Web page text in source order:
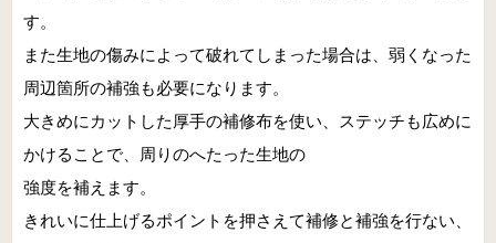
す。
また生地の傷みによって破れてしまった場合は、弱くなった
周辺箇所の補強も必要になります。
大きめにカットした厚手の補修布を使い、ステッチも広めに
かけることで、周りのへたった生地の
強度を補えます。
きれいに仕上げるポイントを押さえて補修と補強を行ない、